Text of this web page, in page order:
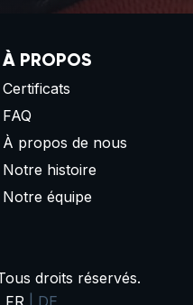
À PROPOS
Certificats
FAQ
À propos de nous
Notre histoire
Notre équipe
droits réservés.
FR DE